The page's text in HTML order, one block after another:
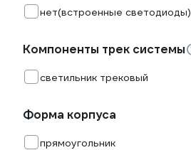
нет(встроенные светодиоды)
Компоненты трек системы
светильник трековый
Форма корпуса
прямоугольник